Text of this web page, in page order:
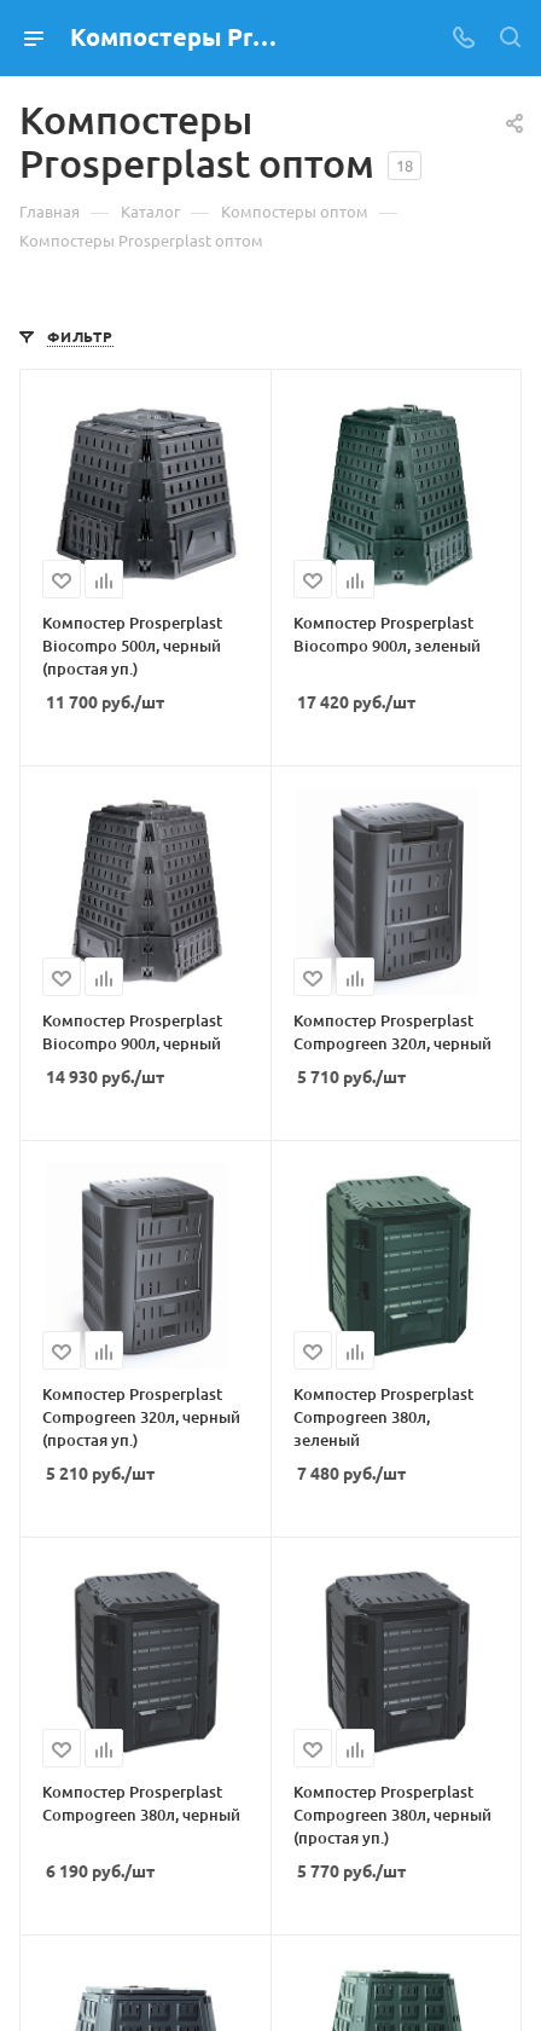
Компостеры Prosperplast оптом – купить у производителя и дистрибьютора Лекс-С
Компостеры
Prosperplast оптом
18
Главная — Каталог — Компостеры оптом —
Компостеры Prosperplast оптом
ФИЛЬТР
Компостер Prosperplast
Biocompo 500л, черный
(простая уп.)
11 700 руб./шт
Компостер Prosperplast
Biocompo 900л, зеленый
17 420руб./шт
Компостер Prosperplast
Biocompo 900л, черный
14 930 руб./шт
Компостер Prosperplast
Compogreen 320л, черный
5 710руб./шт
Компостер Prosperplast
Compogreen 320л, черный
(простая уп.)
5 210 руб./шт
Компостер Prosperplast
Compogreen 380л,
зеленый
7 480руб./шт
Компостер Prosperplast
Compogreen 380л, черный
6 190 руб./шт
Компостер Prosperplast
Compogreen 380л, черный
(простая уп.)
5 770руб./шт